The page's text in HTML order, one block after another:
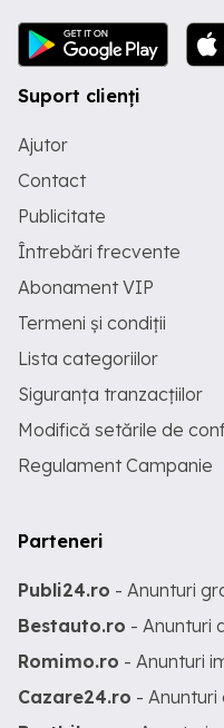
Suport clienți
Ajutor
Contact
Publicitate
Întrebări frecvente
Abonament VIP
Termeni și condiții
Lista categoriilor
Siguranța tranzacțiilor
Modifică setările de
Regulament Campanie
Parteneri
Publi24.ro - Anunturi
Bestauto.ro - Anunturi
Romimo.ro - Anunturi
Cazare24.ro -